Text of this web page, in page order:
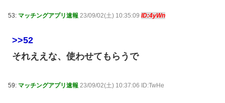
53: マッチングアプリ速報 23/09/02(土) 10:35:09 ID:4yWn
>>52
それええな、使わせてもらうで
59: マッチングアプリ速報 23/09/02(土) 10:37:06 ID:TwHe